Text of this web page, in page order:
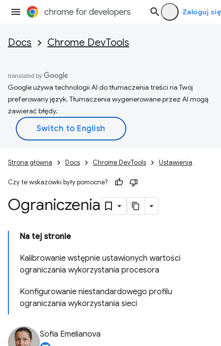
Zaloguj się
Docs Chrome DevTools
Google używa technologii AI do tłumaczenia treści na Twój
preferowany język. Tłumaczenia wygenerowane przez AI mogą
zawierać błędy.
Strona główna Docs Chrome DevTools Ustawienia
Czy te wskazówki były pomocne?
Ograniczenia
Na tej stronie
Kalibrowanie wstępnie ustawionych wartości
ograniczania wykorzystania procesora
Konfigurowanie niestandardowego profilu
ograniczania wykorzystania sieci
Sofia Emelianova